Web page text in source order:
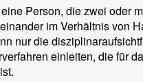
Person, die zwei oder
im Verhältnis von
nur die
einleiten, die für